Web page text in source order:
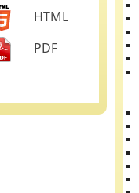
HTML
PDF